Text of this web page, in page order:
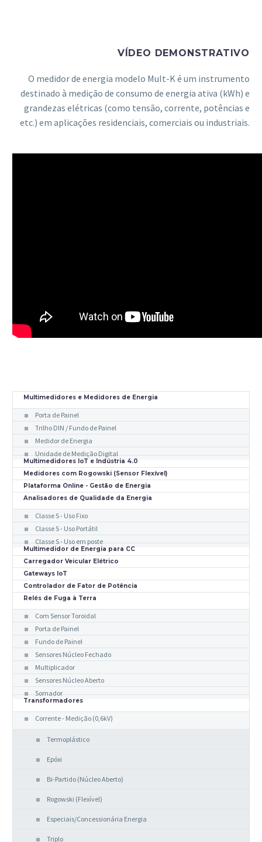
VÍDEO DEMONSTRATIVO
O medidor de energia modelo Mult-K é um instrumento
destinado à medição de consumo de energia ativa (kWh) e
grandezas elétricas (como tensão, corrente, potências e
etc.) em aplicações residenciais, comerciais ou industriais.
Multimedidores e Medidores de Energia
Porta de Painel
Trilho DIN / Fundo de Painel
Medidor de Energia
Unidade de Medição Digital
Multimedidores IoT e Indústria 4.0
Medidores com Rogowski (Sensor Flexível)
Plataforma Online - Gestão de Energia
Analisadores de Qualidade da Energia
Classe S - Uso Fixo
Classe S - Uso Portátil
Classe S - Uso em poste
Multimedidor de Energia para CC
Carregador Veicular Elétrico
Gateways IoT
Controlador de Fator de Potência
Relés de Fuga à Terra
Com Sensor Toroidal
Porta de Painel
Fundo de Painel
Sensores Núcleo Fechado
Multiplicador
Sensores Núcleo Aberto
Somador
Transformadores
Corrente - Medição (0,6kV)
Termoplástico
Epóxi
Bi-Partido (Núcleo Aberto)
Rogowski (Flexível)
Especiais/Concessionária Energia
Triplo